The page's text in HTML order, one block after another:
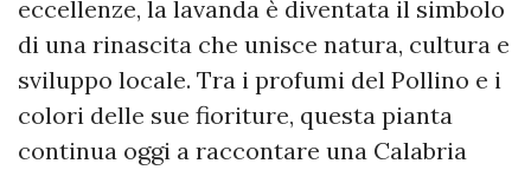
eccellenze, la lavanda è diventata il simbolo
di una rinascita che unisce natura, cultura e
sviluppo locale. Tra i profumi del Pollino e i
colori delle sue fioriture, questa pianta
continua oggi a raccontare una Calabria